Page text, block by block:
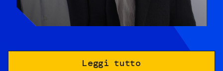
Leggi tutto